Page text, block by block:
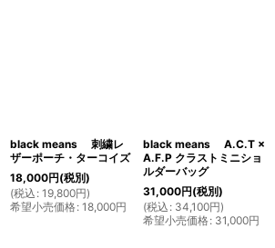
black means 刺繍レ
ザーポーチ・ターコイズ
18,000円(税別)
(税込 : 19,800円)
希望小売価格: 18,000円
black means A.C.T ×
A.F.P クラストミニショ
ルダーバッグ
31,000円(税別)
(税込 : 34,100円)
希望小売価格: 31,000円